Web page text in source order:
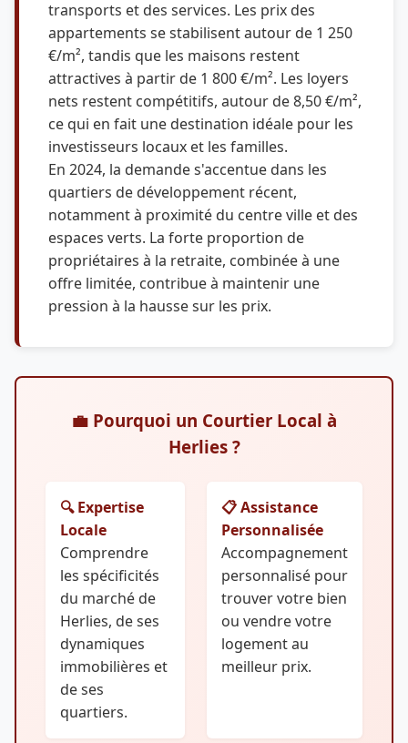
transports et des services. Les prix des
appartements se stabilisent autour de 1 250
€/m², tandis que les maisons restent
attractives à partir de 1 800 €/m². Les loyers
nets restent compétitifs, autour de 8,50 €/m²,
ce qui en fait une destination idéale pour les
investisseurs locaux et les familles.
En 2024, la demande s'accentue dans les
quartiers de développement récent,
notamment à proximité du centre ville et des
espaces verts. La forte proportion de
propriétaires à la retraite, combinée à une
offre limitée, contribue à maintenir une
pression à la hausse sur les prix.
💼 Pourquoi un Courtier Local à
Herlies ?
🔍 Expertise
Locale
Comprendre
les spécificités
du marché de
Herlies, de ses
dynamiques
immobilières et
de ses
quartiers.
📋 Assistance
Personnalisée
Accompagnement
personnalisé pour
trouver votre bien
ou vendre votre
logement au
meilleur prix.